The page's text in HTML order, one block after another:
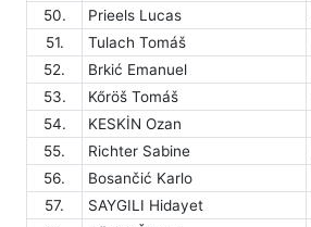
50.
Prieels Lucas
51.
Tulach Tomáš
52.
Brkić Emanuel
53.
Kőröš Tomáš
54.
KESKİN Ozan
55.
Richter Sabine
56.
Bosančić Karlo
57.
SAYGILI Hidayet